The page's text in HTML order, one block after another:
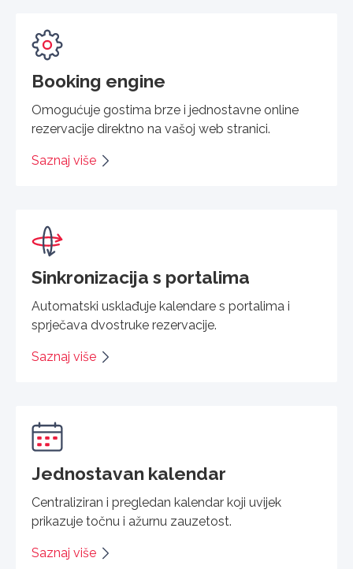
Booking engine
Omogućuje gostima brze i jednostavne online
rezervacije direktno na vašoj web stranici.
Saznaj više
Sinkronizacija s portalima
Automatski usklađuje kalendare s portalima i
sprječava dvostruke rezervacije.
Saznaj više
Jednostavan kalendar
Centraliziran i pregledan kalendar koji uvijek
prikazuje točnu i ažurnu zauzetost.
Saznaj više